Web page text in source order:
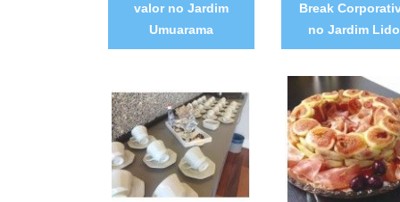
valor no Jardim
Umuarama
Break
no Jardim Lido